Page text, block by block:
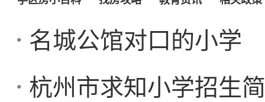
名城公馆对口的小学
杭州市求知小学招生